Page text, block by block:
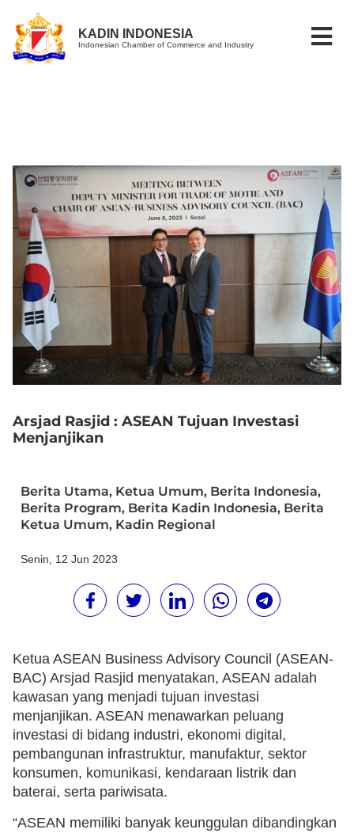
KADIN INDONESIA
Indonesian Chamber of Commerce and Industry
Arsjad Rasjid : ASEAN Tujuan Investasi
Menjanjikan
Berita Utama, Ketua Umum, Berita Indonesia,
Berita Program, Berita Kadin Indonesia, Berita
Ketua Umum, Kadin Regional
Senin, 12 Jun 2023
Ketua ASEAN Business Advisory Council (ASEAN-
BAC) Arsjad Rasjid menyatakan, ASEAN adalah
kawasan yang menjadi tujuan investasi
menjanjikan. ASEAN menawarkan peluang
investasi di bidang industri, ekonomi digital,
pembangunan infrastruktur, manufaktur, sektor
konsumen, komunikasi, kendaraan listrik dan
baterai, serta pariwisata.
“ASEAN memiliki banyak keunggulan dibandingkan